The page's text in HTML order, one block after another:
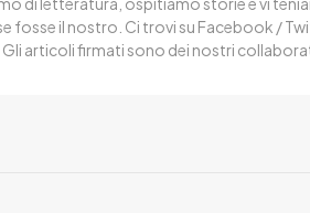
fosse il nostro. Ci trovi su Facebook /
articoli firmati sono dei nostri